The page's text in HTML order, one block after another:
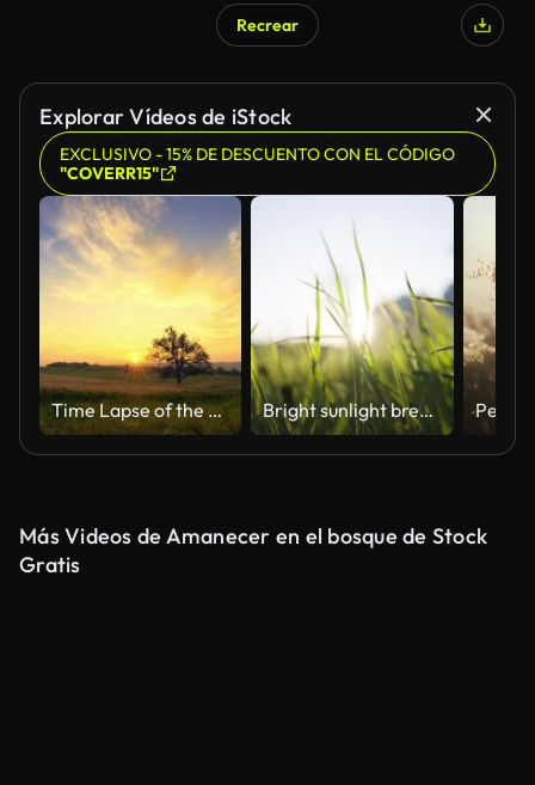
Recrear
Explorar Vídeos de iStock
EXCLUSIVO - 15% DE DESCUENTO CON EL CÓDIGO
"COVERR15"
Time Lapse of the rising sun over a rural landscape Bright sunlight breaks through lush grass waving in wind
Más Videos de Amanecer en el bosque de Stock
Gratis